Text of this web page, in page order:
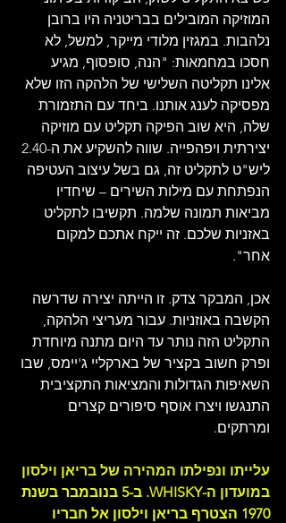
המוזיקה המובילים בבריטניה היו ברובן
נלהבות. במגזין מלודי מייקר, למשל, לא
חסכו במחמאות: "הנה, סופסוף, מגיע
אלינו תקליטה השלישי של הלהקה הזו שלא
מפסיקה לענג אותנו. ביחד עם התזמורת
שלה, היא שוב הפיקה תקליט עם מוזיקה
ליש"ט לתקליט זה, גם בשל עיצוב העטיפה
הנפתחת עם מילות השירים – שיחדיו
מביאות תמונה שלמה. תקשיבו לתקליט
באזניות שלכם. זה ייקח אתכם למקום
אחר".
אכן, המבקר צדק. זו הייתה יצירה שדרשה
הקשבה באוזניות. עבור מעריצי הלהקה,
התקליט הזה נותר עד היום מתנה מיוחדת
ופרק חשוב בקציר של בארקליי ג'יימס, שבו
השאיפות הגדולות והמציאות התקציבית
התנגשו ויצרו אוסף סיפורים קצרים
ומרתקים.
עלייתו ונפילתו המהירה של בריאן וילסון
במועדון ה-WHISKY.
ב-5 בנובמבר בשנת
1970 הצטרף בריאן וילסון אל חבריו